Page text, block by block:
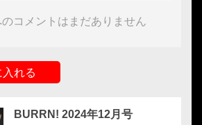
コメントはまだありません
れる
BURRN! 2024年12月号